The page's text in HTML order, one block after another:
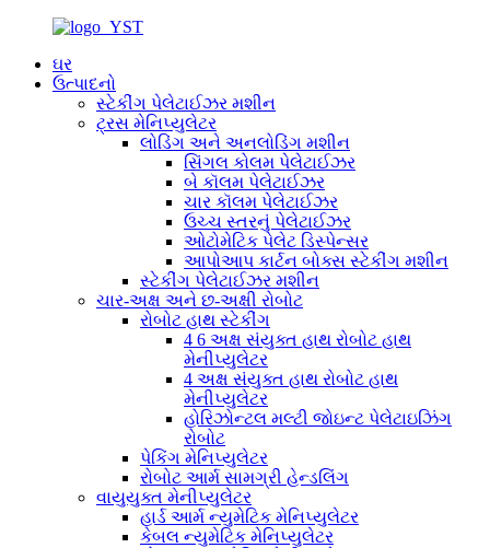
ઘર
ઉત્પાદનો
સ્ટેકીંગ પેલેટાઈઝર મશીન
ટ્રસ મેનિપ્યુલેટર
લોડિંગ અને અનલોડિંગ મશીન
સિંગલ કોલમ પેલેટાઈઝર
બે કૉલમ પેલેટાઈઝર
ચાર કૉલમ પેલેટાઈઝર
ઉચ્ચ સ્તરનું પેલેટાઈઝર
ઓટોમેટિક પેલેટ ડિસ્પેન્સર
આપોઆપ કાર્ટન બોક્સ સ્ટેકીંગ મશીન
સ્ટેકીંગ પેલેટાઈઝર મશીન
ચાર-અક્ષ અને છ-અક્ષી રોબોટ
રોબોટ હાથ સ્ટેકીંગ
4 6 અક્ષ સંયુક્ત હાથ રોબોટ હાથ
મેનીપ્યુલેટર
4 અક્ષ સંયુક્ત હાથ રોબોટ હાથ
મેનીપ્યુલેટર
હોરિઝોન્ટલ મલ્ટી જોઇન્ટ પેલેટાઇઝિંગ
રોબોટ
પેકિંગ મેનિપ્યુલેટર
રોબોટ આર્મ સામગ્રી હેન્ડલિંગ
વાયુયુક્ત મેનીપ્યુલેટર
હાર્ડ આર્મ ન્યુમેટિક મેનિપ્યુલેટર
કેબલ ન્યુમેટિક મેનિપ્યુલેટર